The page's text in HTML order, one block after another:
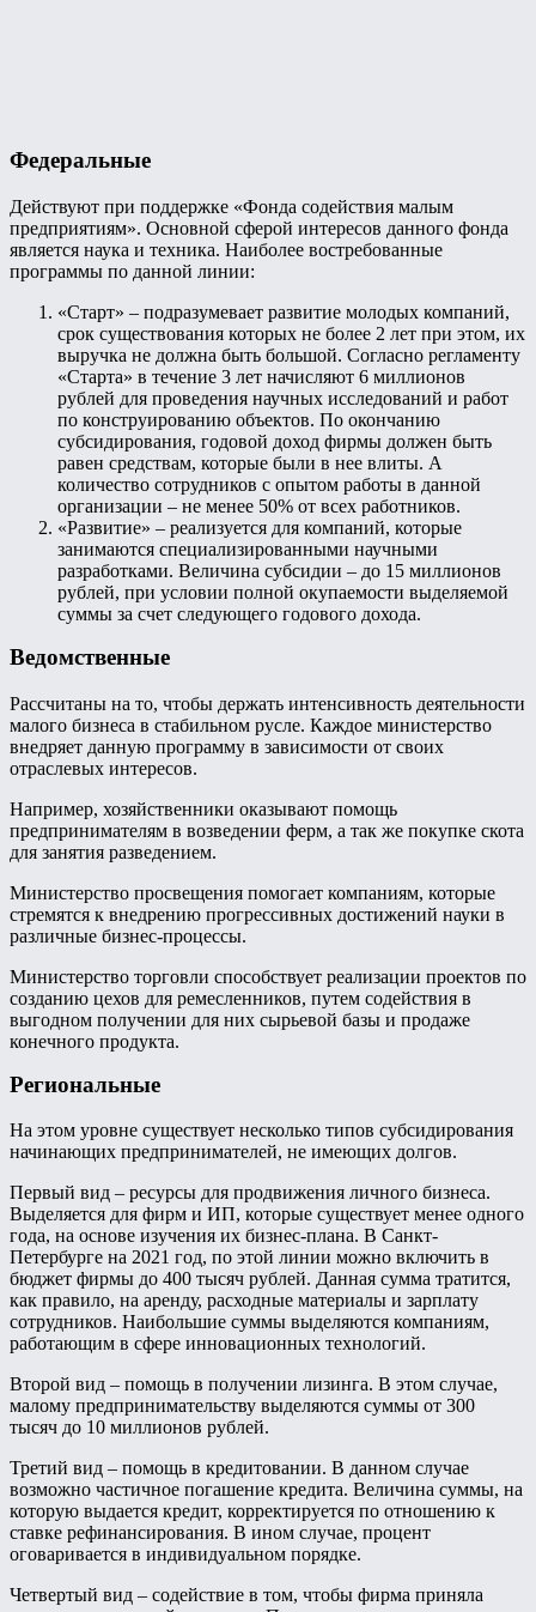
Федеральные
Действуют при поддержке «Фонда содействия малым
предприятиям». Основной сферой интересов данного фонда
является наука и техника. Наиболее востребованные
программы по данной линии:
«Старт» – подразумевает развитие молодых компаний,
срок существования которых не более 2 лет при этом, их
выручка не должна быть большой. Согласно регламенту
«Старта» в течение 3 лет начисляют 6 миллионов
рублей для проведения научных исследований и работ
по конструированию объектов. По окончанию
субсидирования, годовой доход фирмы должен быть
равен средствам, которые были в нее влиты. А
количество сотрудников с опытом работы в данной
организации – не менее 50% от всех работников.
«Развитие» – реализуется для компаний, которые
занимаются специализированными научными
разработками. Величина субсидии – до 15 миллионов
рублей, при условии полной окупаемости выделяемой
суммы за счет следующего годового дохода.
Ведомственные
Рассчитаны на то, чтобы держать интенсивность деятельности
малого бизнеса в стабильном русле. Каждое министерство
внедряет данную программу в зависимости от своих
отраслевых интересов.
Например, хозяйственники оказывают помощь
предпринимателям в возведении ферм, а так же покупке скота
для занятия разведением.
Министерство просвещения помогает компаниям, которые
стремятся к внедрению прогрессивных достижений науки в
различные бизнес-процессы.
Министерство торговли способствует реализации проектов по
созданию цехов для ремесленников, путем содействия в
выгодном получении для них сырьевой базы и продаже
конечного продукта.
Региональные
На этом уровне существует несколько типов субсидирования
начинающих предпринимателей, не имеющих долгов.
Первый вид – ресурсы для продвижения личного бизнеса.
Выделяется для фирм и ИП, которые существует менее одного
года, на основе изучения их бизнес-плана. В Санкт-
Петербурге на 2021 год, по этой линии можно включить в
бюджет фирмы до 400 тысяч рублей. Данная сумма тратится,
как правило, на аренду, расходные материалы и зарплату
сотрудников. Наибольшие суммы выделяются компаниям,
работающим в сфере инновационных технологий.
Второй вид – помощь в получении лизинга. В этом случае,
малому предпринимательству выделяются суммы от 300
тысяч до 10 миллионов рублей.
Третий вид – помощь в кредитовании. В данном случае
возможно частичное погашение кредита. Величина суммы, на
которую выдается кредит, корректируется по отношению к
ставке рефинансирования. В ином случае, процент
оговаривается в индивидуальном порядке.
Четвертый вид – содействие в том, чтобы фирма приняла